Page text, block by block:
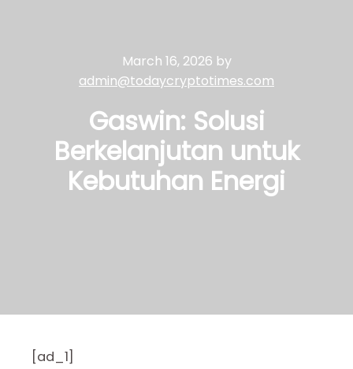
March 16, 2026 by
admin@todaycryptotimes.com
Gaswin: Solusi
Berkelanjutan untuk
Kebutuhan Energi
[ad_1]